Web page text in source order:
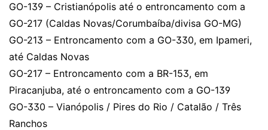
GO-139 – Cristianópolis até o entroncamento com a
GO-217 (Caldas Novas/Corumbaíba/divisa GO-MG)
GO-213 – Entroncamento com a GO-330, em Ipameri,
até Caldas Novas
GO-217 – Entroncamento com a BR-153, em
Piracanjuba, até o entroncamento com a GO-139
GO-330 – Vianópolis / Pires do Rio / Catalão / Três
Ranchos